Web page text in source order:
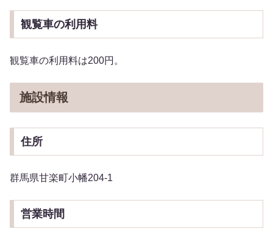
観覧車の利用料
観覧車の利用料は200円。
施設情報
住所
群馬県甘楽町小幡204-1
営業時間